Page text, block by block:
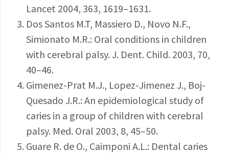
Lancet 2004, 363, 1619–1631.
Dos Santos M.T, Massiero D., Novo N.F.,
Simionato M.R.: Oral conditions in children
with cerebral palsy. J. Dent. Child. 2003, 70,
40–46.
Gimenez-Prat M.J., Lopez-Jimenez J., Boj-
Quesado J.R.: An epidemiological study of
caries in a group of children with cerebral
palsy. Med. Oral 2003, 8, 45–50.
Guare R. de O., Caimponi A.L.: Dental caries